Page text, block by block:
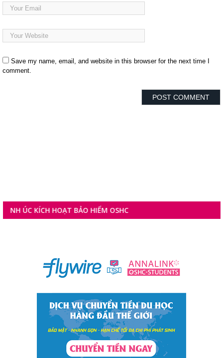
Save my name, email, and website in this browser for the next time I
comment.
BẢO HIỂM OSHC